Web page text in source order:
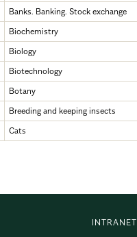
Banks. Banking. Stock exchange
Biochemistry
Biology
Biotechnology
Botany
Breeding and keeping insects
Cats
INTRANET